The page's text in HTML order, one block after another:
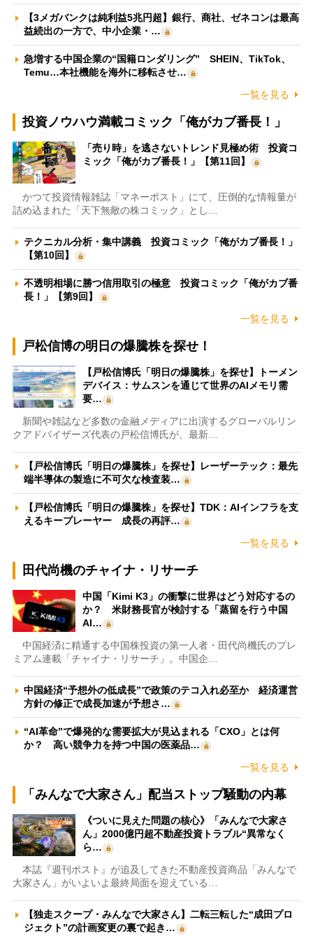
【3メガバンクは純利益5兆円超】銀行、商社、ゼネコンは最高
益続出の一方で、中小企業・…
急増する中国企業の“国籍ロンダリング” SHEIN、TikTok、
Temu…本社機能を海外に移転させ…
一覧を見る
投資ノウハウ満載コミック「俺がカブ番長！」
「売り時」を逃さないトレンド見極め術 投資コ
ミック「俺がカブ番長！」【第11回】
かつて投資情報雑誌「マネーポスト」にて、圧倒的な情報量が
詰め込まれた「天下無敵の株コミック」とし…
テクニカル分析・集中講義 投資コミック「俺がカブ番長！」
【第10回】
不透明相場に勝つ信用取引の極意 投資コミック「俺がカブ番
長！」【第9回】
一覧を見る
戸松信博の明日の爆騰株を探せ！
【戸松信博氏「明日の爆騰株」を探せ】トーメン
デバイス：サムスンを通じて世界のAIメモリ需
要…
新聞や雑誌など多数の金融メディアに出演するグローバルリン
クアドバイザーズ代表の戸松信博氏が、最新…
【戸松信博氏「明日の爆騰株」を探せ】レーザーテック：最先
端半導体の製造に不可欠な検査装…
【戸松信博氏「明日の爆騰株」を探せ】TDK：AIインフラを支
えるキープレーヤー 成長の再評…
一覧を見る
田代尚機のチャイナ・リサーチ
中国「Kimi K3」の衝撃に世界はどう対応するの
か？ 米財務長官が検討する「蒸留を行う中国
AI…
中国経済に精通する中国株投資の第一人者・田代尚機氏のプレ
ミアム連載「チャイナ・リサーチ」。中国企…
中国経済“予想外の低成長”で政策のテコ入れ必至か 経済運営
方針の修正で成長加速が予想さ…
“AI革命”で爆発的な需要拡大が見込まれる「CXO」とは何
か？ 高い競争力を持つ中国の医薬品…
一覧を見る
「みんなで大家さん」配当ストップ騒動の内幕
《ついに見えた問題の核心》「みんなで大家さ
ん」2000億円超不動産投資トラブル“異常なく
ら…
本誌『週刊ポスト』が追及してきた不動産投資商品「みんなで
大家さん」がいよいよ最終局面を迎えている…
【独走スクープ・みんなで大家さん】二転三転した“成田プロ
ジェクト”の計画変更の裏で起き…